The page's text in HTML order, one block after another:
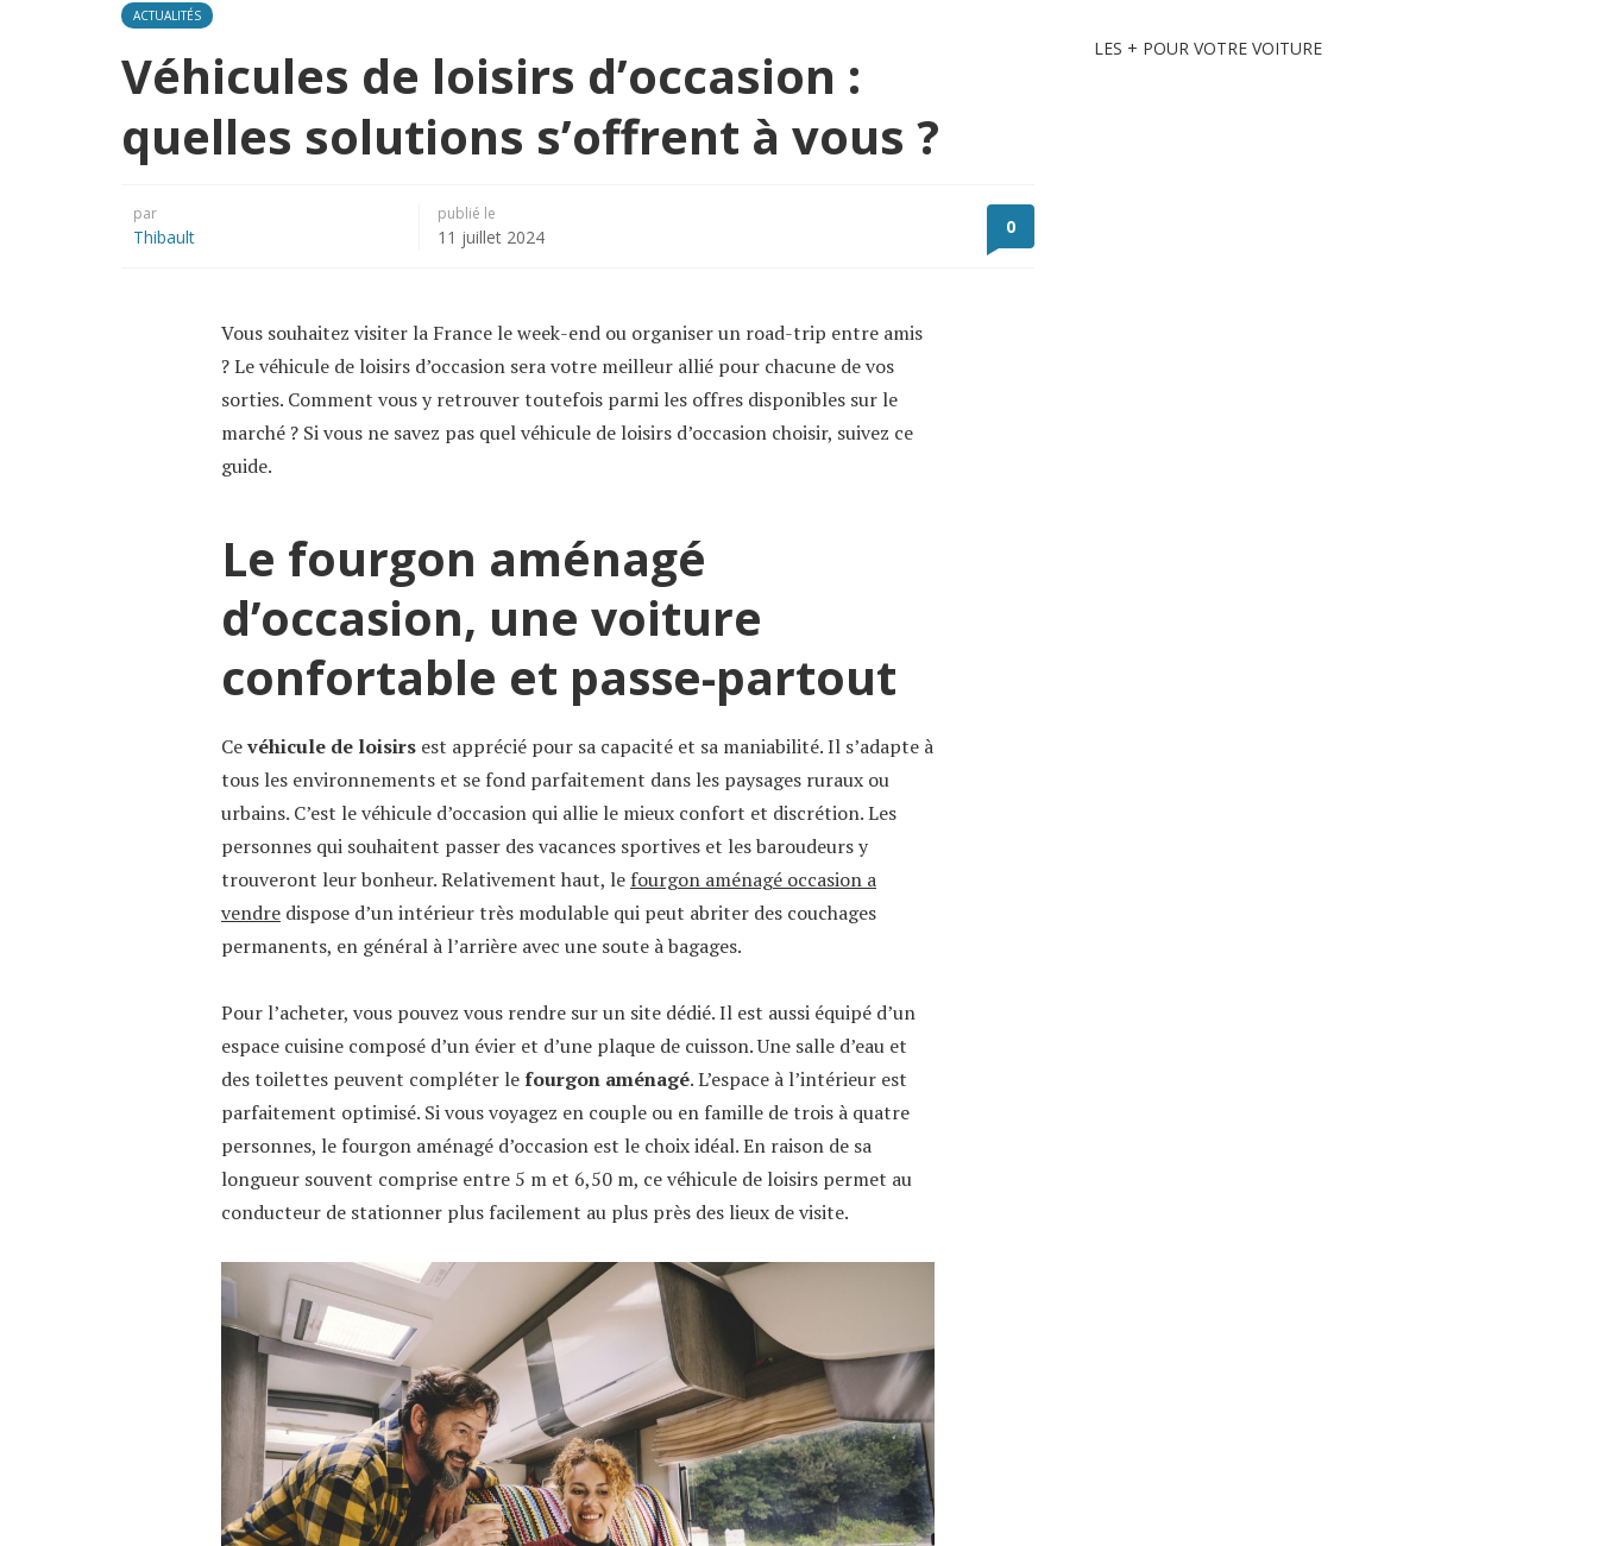
ACTUALITÉS
Véhicules de loisirs d’occasion :
quelles solutions s’offrent à vous ?
par
Thibault
publié le
11 juillet 2024 0
Vous souhaitez visiter la France le week-end ou organiser un road-trip entre amis
? Le véhicule de loisirs d’occasion sera votre meilleur allié pour chacune de vos
sorties. Comment vous y retrouver toutefois parmi les offres disponibles sur le
marché ? Si vous ne savez pas quel véhicule de loisirs d’occasion choisir, suivez ce
guide.
Le fourgon aménagé
d’occasion, une voiture
confortable et passe-partout
Cevéhicule de loisirs est apprécié pour sa capacité et sa maniabilité. Il s’adapte à
tous les environnements et se fond parfaitement dans les paysages ruraux ou
urbains. C’est le véhicule d’occasion qui allie le mieux confort et discrétion. Les
personnes qui souhaitent passer des vacances sportives et les baroudeurs y
trouveront leur bonheur. Relativement haut, le fourgon aménagé occasion a
vendre dispose d’un intérieur très modulable qui peut abriter des couchages
permanents, en général à l’arrière avec une soute à bagages.
Pour l’acheter, vous pouvez vous rendre sur un site dédié. Il est aussi équipé d’un
espace cuisine composé d’un évier et d’une plaque de cuisson. Une salle d’eau et
des toilettes peuvent compléter lefourgon aménagé. L’espace à l’intérieur est
parfaitement optimisé. Si vous voyagez en couple ou en famille de trois à quatre
personnes, le fourgon aménagé d’occasion est le choix idéal. En raison de sa
longueur souvent comprise entre 5 m et 6,50 m, ce véhicule de loisirs permet au
conducteur de stationner plus facilement au plus près des lieux de visite.
LES + POUR VOTRE VOITURE